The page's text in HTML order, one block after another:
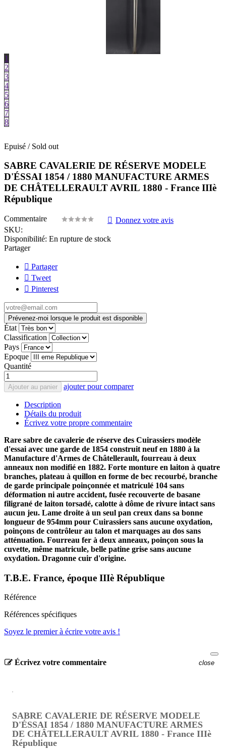
1
2
3
4
5
6
7
8
Epuisé / Sold out
SABRE CAVALERIE DE RÉSERVE MODELE
D'ÉSSAI 1854 / 1880 MANUFACTURE ARMES
DE CHÂTELLERAULT AVRIL 1880 - France IIIè
République
Commentaire
Donnez votre avis
SKU:
Disponibilité: En rupture de stock
Partager
Partager
Tweet
Pinterest
Prévenez-moi lorsque le produit est disponible
État
Classification
Pays
Epoque
Quantité
Ajouter au panier ajouter pour comparer
Description
Détails du produit
Écrivez votre propre commentaire
Rare sabre de cavalerie de réserve des Cuirassiers modèle
d'essai avec une garde de 1854 construit neuf en 1880 à la
Manufacture d'Armes de Châtellerault, fourreau à deux
anneaux non modifié en 1882. Forte monture en laiton à quatre
branches, plateau à quillon en forme de bec recourbé, branche
de garde principale poinçonnée et matriculé 104 sans
déformation ni autre accident, fusée recouverte de basane
filigrané de laiton torsadé, calotte à dôme de rivure intact sans
aucun jeu. Lame droite à un seul pan creux dans sa bonne
longueur de 954mm pour Cuirassiers sans aucune oxydation,
poinçons de contrôleur au talon et marquages au dos sans
atténuation. Fourreau fer à deux anneaux, poinçon sous la
cuvette, même matricule, belle patine grise sans aucune
oxydation. Dragonne cuir d'origine.
T.B.E. France, époque IIIè République
Référence
Références spécifiques
Soyez le premier à écrire votre avis !
Écrivez votre commentaire close
SABRE CAVALERIE DE RÉSERVE MODELE
D'ÉSSAI 1854 / 1880 MANUFACTURE ARMES
DE CHÂTELLERAULT AVRIL 1880 - France IIIè
République